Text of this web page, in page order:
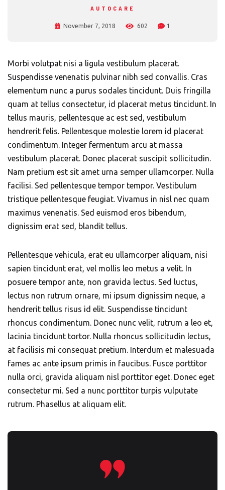
AUTOCARE
November 7, 2018 602 1
Morbi volutpat nisi a ligula vestibulum placerat.
Suspendisse venenatis pulvinar nibh sed convallis. Cras
elementum nunc a purus sodales tincidunt. Duis fringilla
quam at tellus consectetur, id placerat metus tincidunt. In
tellus mauris, pellentesque ac est sed, vestibulum
hendrerit felis. Pellentesque molestie lorem id placerat
condimentum. Integer fermentum arcu at massa
vestibulum placerat. Donec placerat suscipit sollicitudin.
Nam pretium est sit amet urna semper ullamcorper. Nulla
facilisi. Sed pellentesque tempor tempor. Vestibulum
tristique pellentesque feugiat. Vivamus in nisl nec quam
maximus venenatis. Sed euismod eros bibendum,
dignissim erat sed, blandit tellus.
Pellentesque vehicula, erat eu ullamcorper aliquam, nisi
sapien tincidunt erat, vel mollis leo metus a velit. In
posuere tempor ante, non gravida lectus. Sed luctus,
lectus non rutrum ornare, mi ipsum dignissim neque, a
hendrerit tellus risus id elit. Suspendisse tincidunt
rhoncus condimentum. Donec nunc velit, rutrum a leo et,
lacinia tincidunt tortor. Nulla rhoncus sollicitudin lectus,
at facilisis mi consequat pretium. Interdum et malesuada
fames ac ante ipsum primis in faucibus. Fusce porttitor
nulla orci, gravida aliquam nisl porttitor eget. Donec eget
consectetur mi. Sed a nunc porttitor turpis vulputate
rutrum. Phasellus at aliquam elit.